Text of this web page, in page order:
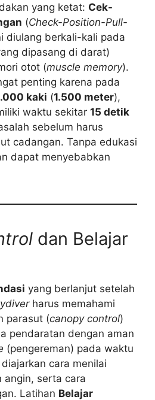
yang ketat: Cek-
(Check-Position-Pull-
diulang berkali-kali pada
dipasang di darat)
otot (muscle memory).
penting karena pada
kaki (1.500 meter),
waktu sekitar 15 detik
sebelum harus
cadangan. Tanpa edukasi
dapat menyebabkan
dan Belajar
yang berlanjut setelah
harus memahami
parasut (canopy control)
pendaratan dengan aman
(pengereman) pada waktu
cara menilai
angin, serta cara
Latihan Belajar